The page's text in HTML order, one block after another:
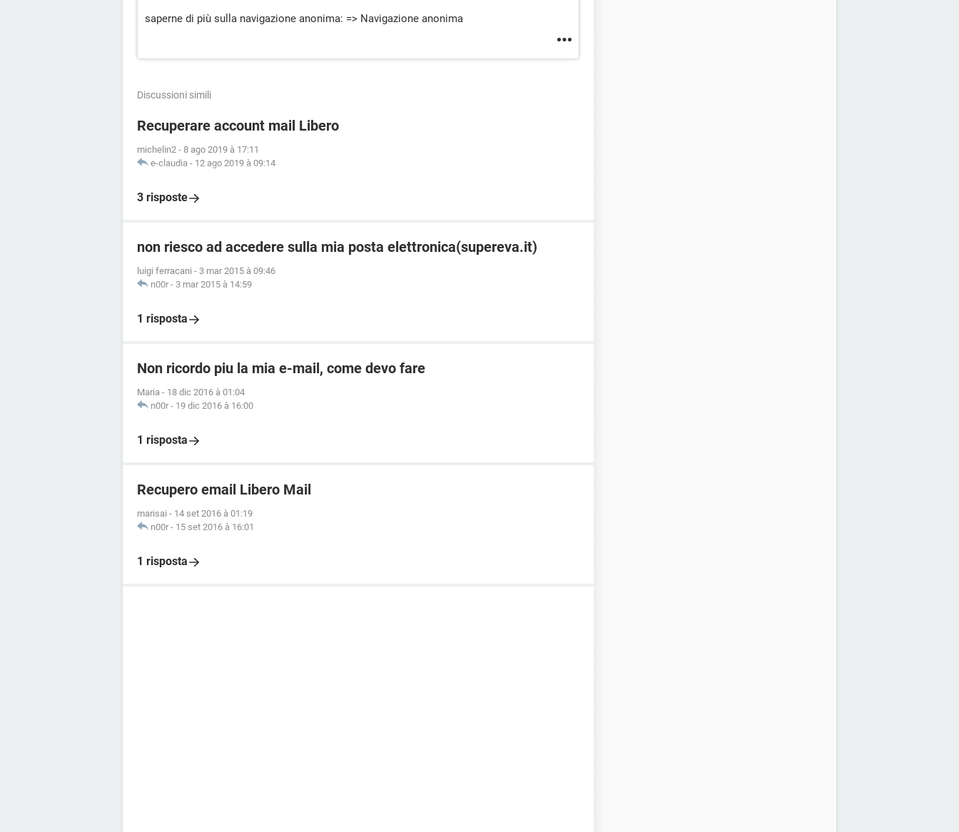
saperne di più sulla navigazione anonima: => Navigazione anonima
Discussioni simili
Recuperare account mail Libero
michelin2 - 8 ago 2019 à 17:11
e-claudia - 12 ago 2019 à 09:14
3 risposte
non riesco ad accedere sulla mia posta elettronica(supereva.it)
luigi ferracani - 3 mar 2015 à 09:46
n00r - 3 mar 2015 à 14:59
1 risposta
Non ricordo piu la mia e-mail, come devo fare
Maria - 18 dic 2016 à 01:04
n00r - 19 dic 2016 à 16:00
1 risposta
Recupero email Libero Mail
marisai - 14 set 2016 à 01:19
n00r - 15 set 2016 à 16:01
1 risposta